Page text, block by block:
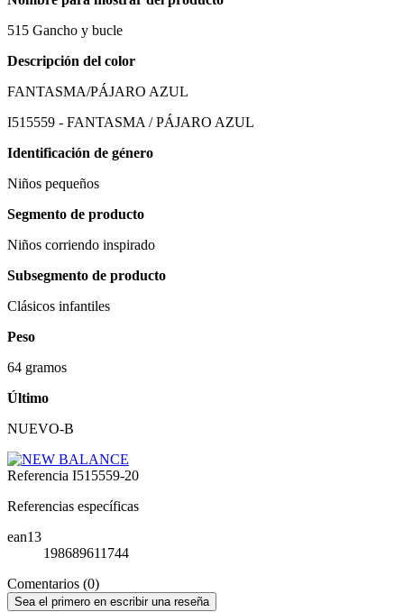
515 Gancho y bucle
Descripción del color
FANTASMA/PÁJARO AZUL
I515559 - FANTASMA / PÁJARO AZUL
Identificación de género
Niños pequeños
Segmento de producto
Niños corriendo inspirado
Subsegmento de producto
Clásicos infantiles
Peso
64 gramos
Último
NUEVO-B
Referencia I515559-20
Referencias específicas
ean13
198689611744
Comentarios (0)
Sea el primero en escribir una reseña